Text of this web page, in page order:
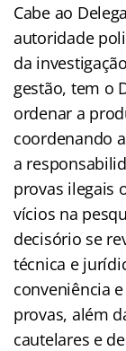
Cabe ao
autoridade
da
gestão, tem o
ordenar a
coordenando
a
provas ilegais
vícios na
decisório se
técnica e
conveniência
provas, além
cautelares e